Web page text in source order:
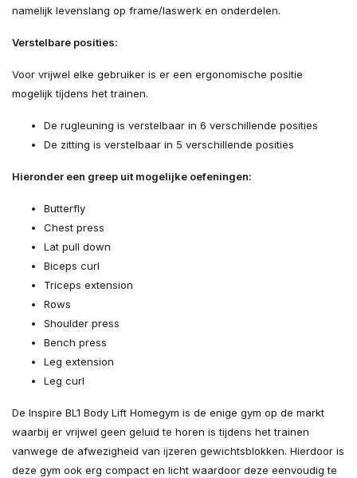
namelijk levenslang op frame/laswerk en onderdelen.
Verstelbare posities:
Voor vrijwel elke gebruiker is er een ergonomische positie
mogelijk tijdens het trainen.
De rugleuning is verstelbaar in 6 verschillende posities
De zitting is verstelbaar in 5 verschillende posities
Hieronder een greep uit mogelijke oefeningen:
Butterfly
Chest press
Lat pull down
Biceps curl
Triceps extension
Rows
Shoulder press
Bench press
Leg extension
Leg curl
De Inspire BL1 Body Lift Homegym is de enige gym op de markt
waarbij er vrijwel geen geluid te horen is tijdens het trainen
vanwege de afwezigheid van ijzeren gewichtsblokken. Hierdoor is
deze gym ook erg compact en licht waardoor deze eenvoudig te